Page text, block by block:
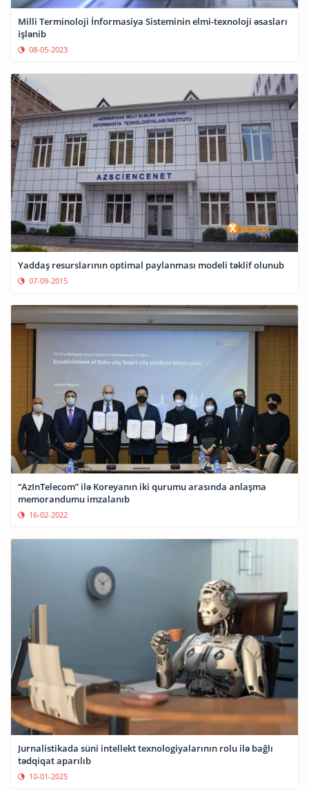
Milli Terminoloji İnformasiya Sisteminin elmi-texnoloji əsasları
işlənib
08-05-2023
Yaddaş resurslarının optimal paylanması modeli təklif olunub
07-09-2015
“AzInTelecom” ilə Koreyanın iki qurumu arasında anlaşma
memorandumu imzalanıb
16-02-2022
Jurnalistikada süni intellekt texnologiyalarının rolu ilə bağlı
tədqiqat aparılıb
10-01-2025